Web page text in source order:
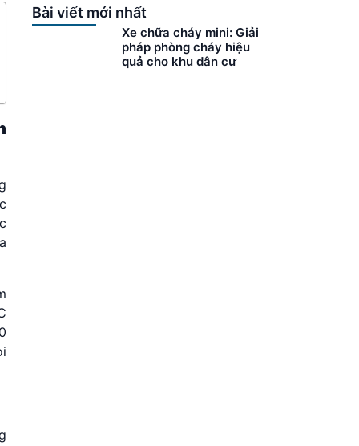
Bài viết mới nhất
Xe chữa cháy mini: Giải
pháp phòng cháy hiệu
quả cho khu dân cư